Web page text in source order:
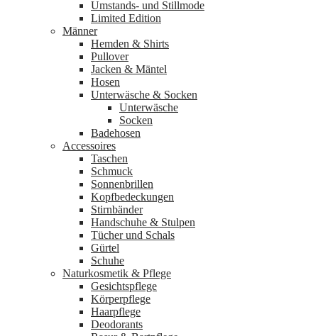
Umstands- und Stillmode
Limited Edition
Männer
Hemden & Shirts
Pullover
Jacken & Mäntel
Hosen
Unterwäsche & Socken
Unterwäsche
Socken
Badehosen
Accessoires
Taschen
Schmuck
Sonnenbrillen
Kopfbedeckungen
Stirnbänder
Handschuhe & Stulpen
Tücher und Schals
Gürtel
Schuhe
Naturkosmetik & Pflege
Gesichtspflege
Körperpflege
Haarpflege
Deodorants